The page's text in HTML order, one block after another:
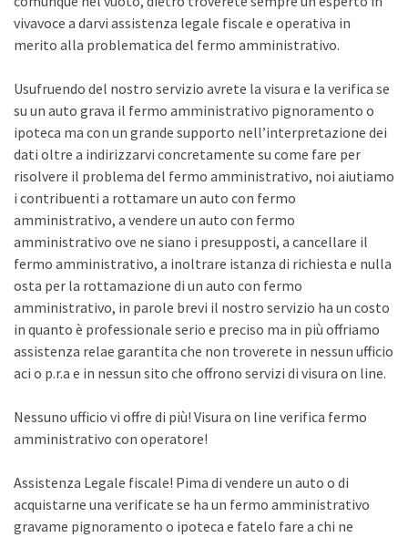
vivavoce a darvi assistenza legale fiscale e operativa in
merito alla problematica del fermo amministrativo.
Usufruendo del nostro servizio avrete la visura e la verifica se
su un auto grava il fermo amministrativo pignoramento o
ipoteca ma con un grande supporto nell’interpretazione dei
dati oltre a indirizzarvi concretamente su come fare per
risolvere il problema del fermo amministrativo, noi aiutiamo
i contribuenti a rottamare un auto con fermo
amministrativo, a vendere un auto con fermo
amministrativo ove ne siano i presupposti, a cancellare il
fermo amministrativo, a inoltrare istanza di richiesta e nulla
osta per la rottamazione di un auto con fermo
amministrativo, in parole brevi il nostro servizio ha un costo
in quanto è professionale serio e preciso ma in più offriamo
assistenza relae garantita che non troverete in nessun ufficio
aci o p.r.a e in nessun sito che offrono servizi di visura on line.
Nessuno ufficio vi offre di più! Visura on line verifica fermo
amministrativo con operatore!
Assistenza Legale fiscale! Pima di vendere un auto o di
acquistarne una verificate se ha un fermo amministrativo
gravame pignoramento o ipoteca e fatelo fare a chi ne